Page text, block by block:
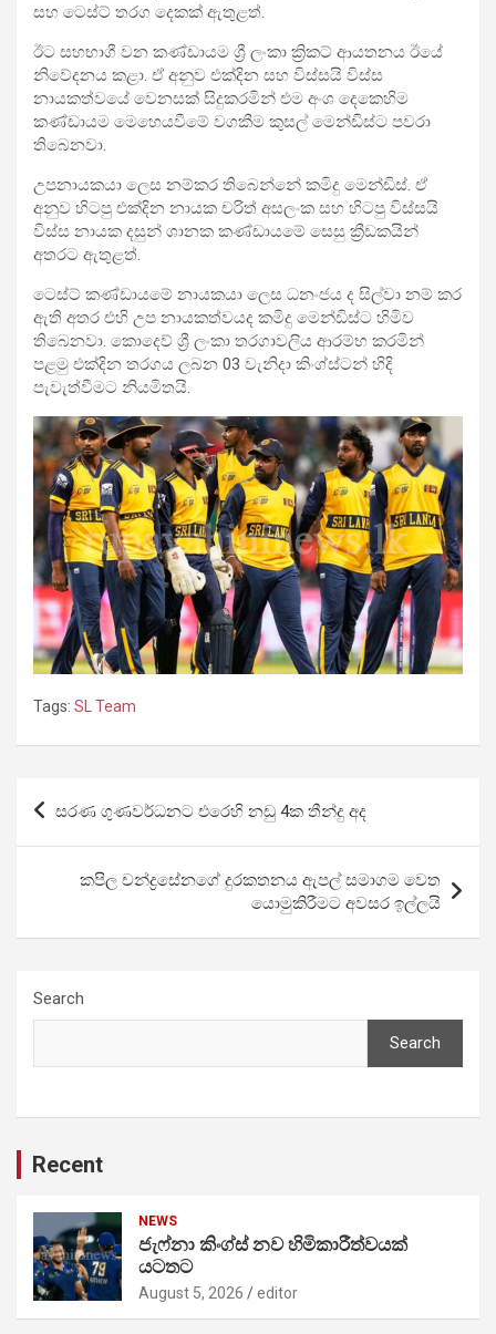
සහ ටෙස්ට් තරග දෙකක් ඇතුළත්.
ඊට සහභාගී වන කණ්ඩායම ශ්‍රී ලංකා ක්‍රිකට් ආයතනය ඊයේ
නිවේදනය කළා. ඒ අනුව එක්දින සහ විස්සයි විස්ස
නායකත්වයේ වෙනසක් සිදුකරමින් එම අංශ දෙකෙ‍හිම
කණ්ඩායම මෙහෙයවීමේ වගකීම කුසල් මෙන්ඩිස්ට පවරා
තිබෙනවා.
උපනායකයා ලෙස නම්කර තිබෙන්නේ කමිදු මෙන්ඩිස්. ඒ
අනුව හිටපු එක්දින නායක චරිත් අසලංක සහ හිටපු විස්සයි
විස්ස නායක දසුන් ශානක කණ්ඩායමේ සෙසු ක්‍රීඩකයින්
අතරට ඇතුළත්.
ටෙස්ට් කණ්ඩායමේ නායකයා ලෙස ධනංජය ද සිල්වා නම් කර
ඇති අතර එහි උප නායකත්වයද කමිදු මෙන්ඩිස්ට හිමිව
තිබෙනවා. කොදෙව් ශ්‍රී ලංකා තරගාවලිය ආරම්භ කරමින්
පළමු එක්දින තරගය ලබන 03 වැනිදා කිංග්ස්ටන් හිදි
පැවැත්වීමට නියමිතයි.
Tags: SL Team
Post
navigation
සරණ ගුණවර්ධනට එරෙහි නඩු 4ක තීන්දු අද
කපිල චන්ද්‍රසේනගේ දුරකතනය ඇපල් සමාගම වෙත
යොමුකිරීමට අවසර ඉල්ලයි
Search
Search
Recent
NEWS
ජැෆ්නා කිංග්ස් නව හිමිකාරීත්වයක්
යටතට
August 5, 2026 editor